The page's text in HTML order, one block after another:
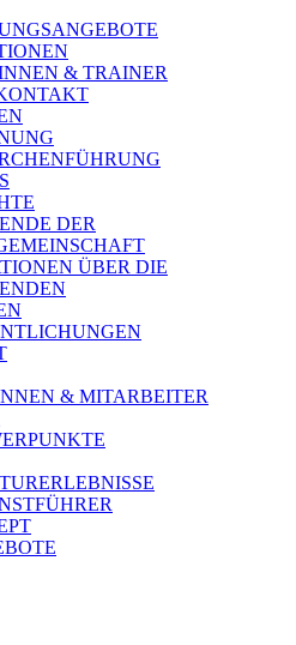
& TRAINER
DER
ÜBER DIE
& MITARBEITER